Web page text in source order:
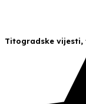
Titogradske vijesti,